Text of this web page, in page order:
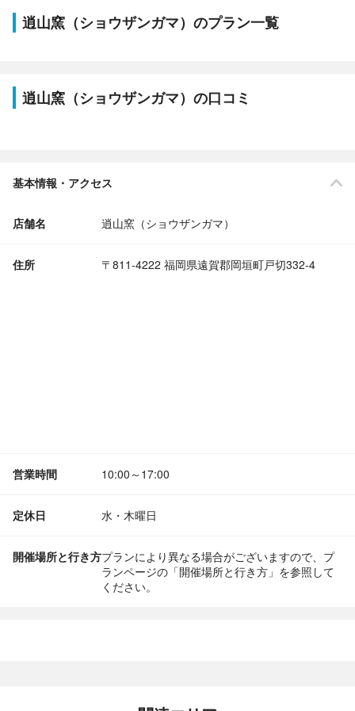
逍山窯（ショウザンガマ）のプラン一覧
逍山窯（ショウザンガマ）の口コミ
基本情報・アクセス
店舗名 逍山窯（ショウザンガマ）
住所 〒811-4222 福岡県遠賀郡岡垣町戸切332-4
営業時間 10:00～17:00
定休日 水・木曜日
開催場所と行き方プランにより異なる場合がございますので、プ
ランページの「開催場所と行き方」を参照して
ください。